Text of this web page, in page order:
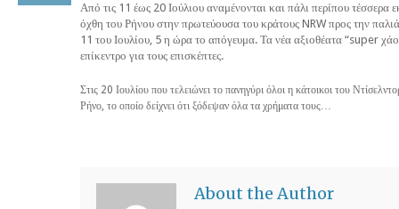
Από τις 11 έως 20 Ιούλιου αναμένονται και πάλι περίπου τέσσερα
όχθη του Ρήνου στην πρωτεύουσα του κράτους NRW προς την
11 του Ιουλίου, 5 η ώρα το απόγευμα. Τα νέα αξιοθέατα “super
επίκεντρο για τους επισκέπτες.
Στις 20 Ιουλίου που τελειώνει το πανηγύρι όλοι η κάτοικοι του
Ρήνο, το οποίο δείχνει ότι ξόδεψαν όλα τα χρήματα τους…
About the Author